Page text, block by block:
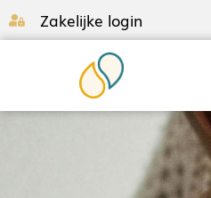
Zakelijke login